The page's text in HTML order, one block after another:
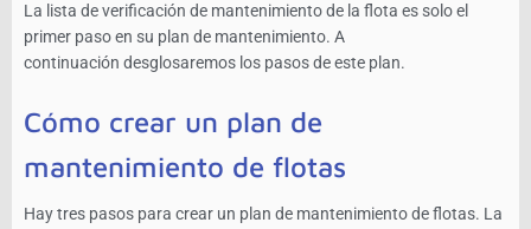
La lista de verificación de mantenimiento de la flota es solo el
primer paso en su plan de mantenimiento. A
continuación desglosaremos los pasos de este plan.
Cómo crear un plan de
mantenimiento de flotas
Hay tres pasos para crear un plan de mantenimiento de flotas. La